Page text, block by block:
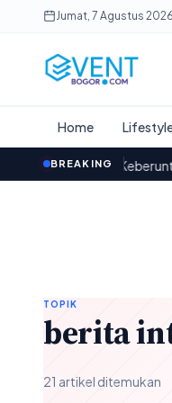
Lewati ke konten utama
Jumat, 7 Agustus 2026
Home
BREAKING
Keberuntungan·
TOPIK
berita
21 artikel ditemukan